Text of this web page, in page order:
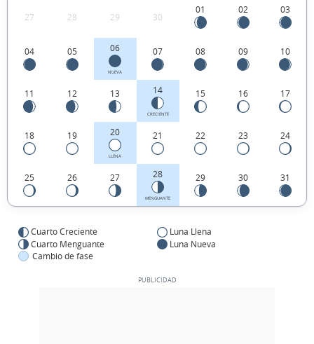
México.
27 28 29 30
01 02 03
04 05 06
NUEVA
07 08 09 10
11 12 13 14
CRECIENTE
15 16 17
18 19 20
LLENA
21 22 23 24
25 26 27 28
MENGUANTE
29 30 31
Cuarto Creciente
Luna Llena
Cuarto Menguante
Luna Nueva
Cambio de fase